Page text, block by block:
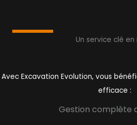
Un service clé en
Avec Excavation Evolution, vous
efficace :
Gestion complète